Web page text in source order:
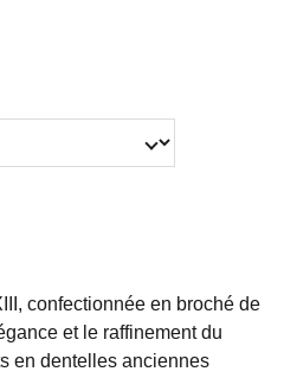
confectionnée en broché de
et le raffinement du
en dentelles anciennes